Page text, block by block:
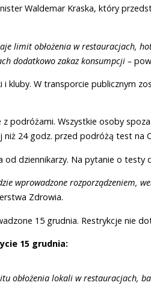
Waldemar Kraska, który
limit obłożenia w restauracjach,
dodatkowo zakaz konsumpcji –
kluby. W transporcie publicznym
podróżami. Wszystkie osoby
niż 24 godz. przed podróżą test na
od dziennikarzy. Na pytanie o
wprowadzone rozporządzeniem,
Zdrowia.
15 grudnia. Restrykcje nie
15 grudnia:
obłożenia lokali w restauracjach,